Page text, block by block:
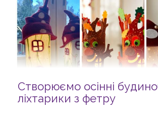
Створюємо осінні
ліхтарики з фетру